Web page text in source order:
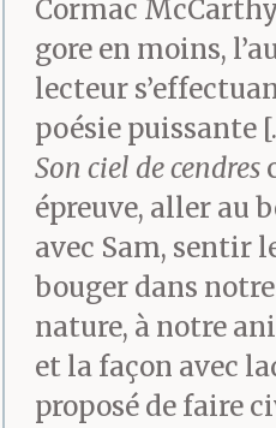
autour de
comme une
ronces.
Dans le
branches qui
dessinent
croisillons
Cormac
gore en moins,
lecteur
poésie puissante
Son ciel de cendres
épreuve, aller au
avec Sam, sentir
bouger dans
nature, à notre
et la façon avec
proposé de faire